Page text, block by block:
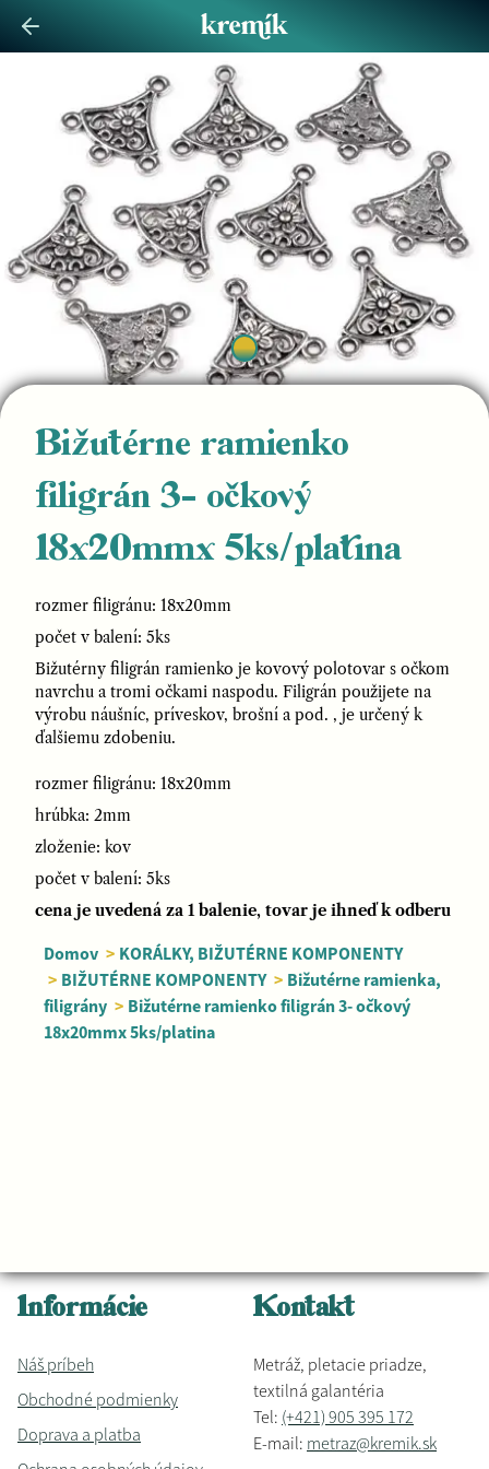
Bižutérne ramienko
filigrán 3- očkový
18x20mmx 5ks/platina
rozmer filigránu: 18x20mm
počet v balení: 5ks
Bižutérny filigrán ramienko je kovový polotovar s očkom
navrchu a tromi očkami naspodu. Filigrán použijete na
výrobu náušníc, príveskov, brošní a pod. , je určený k
ďalšiemu zdobeniu.
rozmer filigránu: 18x20mm
hrúbka: 2mm
zloženie: kov
počet v balení: 5ks
cena je uvedená za 1 balenie, tovar je ihneď k odberu
Domov > KORÁLKY, BIŽUTÉRNE KOMPONENTY
> BIŽUTÉRNE KOMPONENTY > Bižutérne ramienka,
filigrány > Bižutérne ramienko filigrán 3- očkový
18x20mmx 5ks/platina
Informácie
Náš príbeh
Obchodné podmienky
Doprava a platba
Kontakt
Metráž, pletacie priadze,
textilná galantéria
Tel: (+421) 905 395 172
E-mail: metraz@kremik.sk